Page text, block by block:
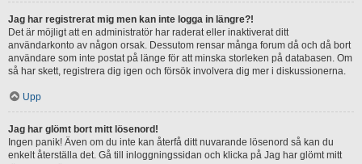
Jag har registrerat mig men kan inte logga in längre?!
Det är möjligt att en administratör har raderat eller inaktiverat ditt
användarkonto av någon orsak. Dessutom rensar många forum då och då bort
användare som inte postat på länge för att minska storleken på databasen. Om
så har skett, registrera dig igen och försök involvera dig mer i diskussionerna.
Upp
Jag har glömt bort mitt lösenord!
Ingen panik! Även om du inte kan återfå ditt nuvarande lösenord så kan du
enkelt återställa det. Gå till inloggningssidan och klicka på Jag har glömt mitt